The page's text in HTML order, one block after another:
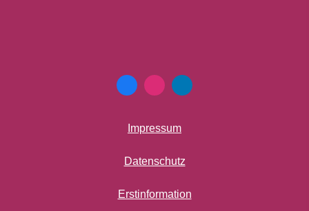
Impressum
Datenschutz
Erstinformation